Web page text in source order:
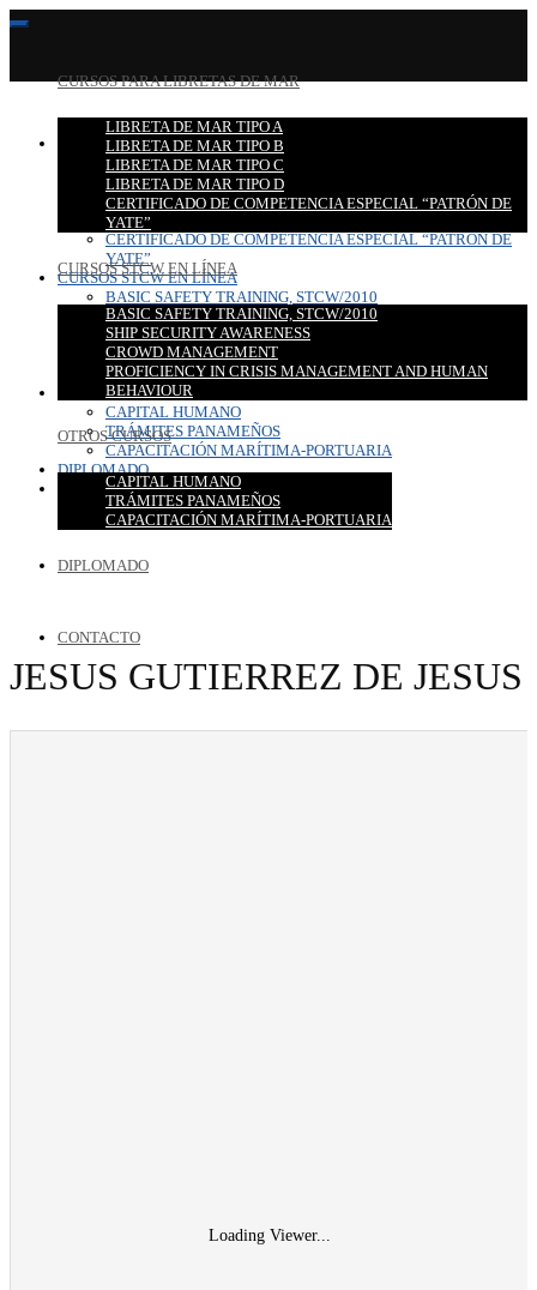
CURSOS PARA LIBRETAS DE MAR
LIBRETA DE MAR TIPO A
LIBRETA DE MAR TIPO B
LIBRETA DE MAR TIPO C
LIBRETA DE MAR TIPO D
CERTIFICADO DE COMPETENCIA ESPECIAL “PATRÓN DE
YATE”
CURSOS STCW EN LÍNEA
BASIC SAFETY TRAINING, STCW/2010
SHIP SECURITY AWARENESS
CROWD MANAGEMENT
PROFICIENCY IN CRISIS MANAGEMENT AND HUMAN
BEHAVIOUR
OTROS CURSOS
CAPITAL HUMANO
TRÁMITES PANAMEÑOS
CAPACITACIÓN MARÍTIMA-PORTUARIA
DIPLOMADO
CONTACTO
CURSOS PARA LIBRETAS DE MAR
LIBRETA DE MAR TIPO A
LIBRETA DE MAR TIPO B
LIBRETA DE MAR TIPO C
LIBRETA DE MAR TIPO D
CERTIFICADO DE COMPETENCIA ESPECIAL “PATRÓN DE
YATE”
CURSOS STCW EN LÍNEA
BASIC SAFETY TRAINING, STCW/2010
SHIP SECURITY AWARENESS
CROWD MANAGEMENT
PROFICIENCY IN CRISIS MANAGEMENT AND HUMAN
BEHAVIOUR
OTROS CURSOS
CAPITAL HUMANO
TRÁMITES PANAMEÑOS
CAPACITACIÓN MARÍTIMA-PORTUARIA
DIPLOMADO
CONTACTO
JESUS GUTIERREZ DE JESUS
Loading Viewer...